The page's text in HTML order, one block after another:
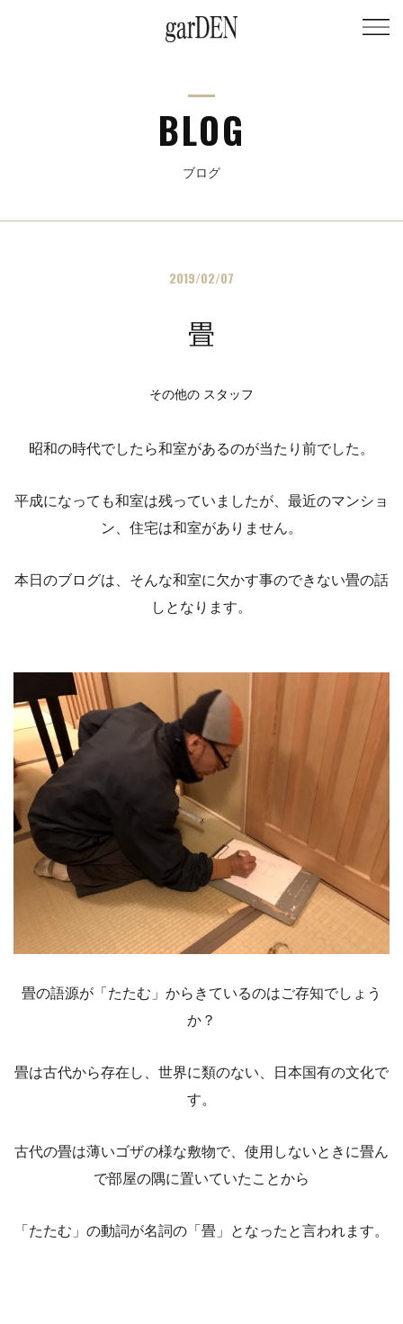
BLOG
ブログ
2019/02/07
畳
その他の スタッフ
昭和の時代でしたら和室があるのが当たり前でした。
平成になっても和室は残っていましたが、最近のマンショ
ン、住宅は和室がありません。
本日のブログは、そんな和室に欠かす事のできない畳の話
しとなります。
畳の語源が「たたむ」からきているのはご存知でしょう
か？
畳は古代から存在し、世界に類のない、日本国有の文化で
す。
古代の畳は薄いゴザの様な敷物で、使用しないときに畳ん
で部屋の隅に置いていたことから
「たたむ」の動詞が名詞の「畳」となったと言われます。